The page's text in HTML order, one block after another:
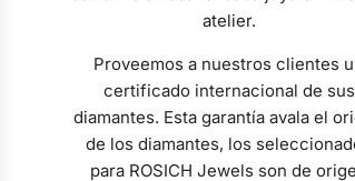
atelier.
Proveemos a nuestros clientes
certificado internacional de sus
diamantes. Esta garantía avala el
de los diamantes, los
para ROSICH Jewels son de